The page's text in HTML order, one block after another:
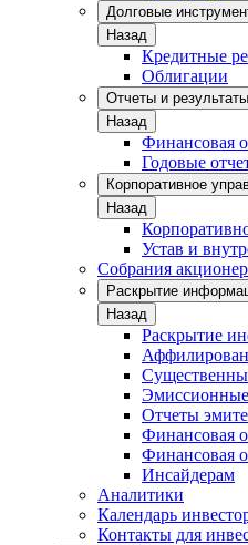
Долговые
Назад
Кредитные
Облигации
Отчеты и результаты
Назад
Финансовая
Годовые
Корпоративное
Назад
Устав и
Собрания
Раскрытие
Назад
Раскрытие
Отчеты
Финансовая
Финансовая
Инсайдерам
Аналитики
Календарь
Контакты для